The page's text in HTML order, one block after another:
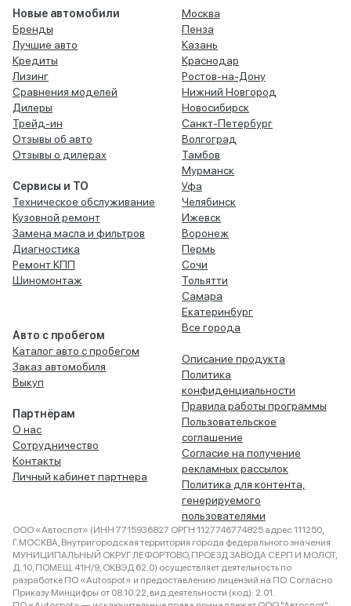
Новые автомобили
Бренды
Лучшие авто
Кредиты
Лизинг
Сравнения моделей
Дилеры
Трейд-ин
Отзывы об авто
Отзывы о дилерах
Сервисы и ТО
Техническое обслуживание
Кузовной ремонт
Замена масла и фильтров
Диагностика
Ремонт КПП
Шиномонтаж
Авто с пробегом
Каталог авто с пробегом
Заказ автомобиля
Выкуп
Партнёрам
О нас
Сотрудничество
Контакты
Личный кабинет партнера
Москва
Пенза
Казань
Краснодар
Ростов-на-Дону
Нижний Новгород
Новосибирск
Санкт-Петербург
Волгоград
Тамбов
Мурманск
Уфа
Челябинск
Ижевск
Воронеж
Пермь
Сочи
Тольятти
Самара
Екатеринбург
Все города
Описание продукта
Политика
конфиденциальности
Правила работы программы
Пользовательское
соглашение
Согласие на получение
рекламных рассылок
Политика для контента,
генерируемого
пользователями
ООО «Автоспот» (ИНН 7715936827 ОРГН 1127746774825 адрес 111250,
Г.МОСКВА, Внутригородская территория города федерального значения
МУНИЦИПАЛЬНЫЙ ОКРУГ ЛЕФОРТОВО, ПРОЕЗД ЗАВОДА СЕРП И МОЛОТ,
Д. 10, ПОМЕЩ. 41Н/9, ОКВЭД 62.0) осуществляет деятельность по
разработке ПО «Autospot» и предоставлению лицензий на ПО. Согласно
Приказу Минцифры от 08.10.22, вид деятельности (код): 2.01.